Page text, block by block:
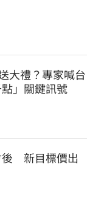
大禮？專家喊台
」關鍵訊號
後 新目標價出